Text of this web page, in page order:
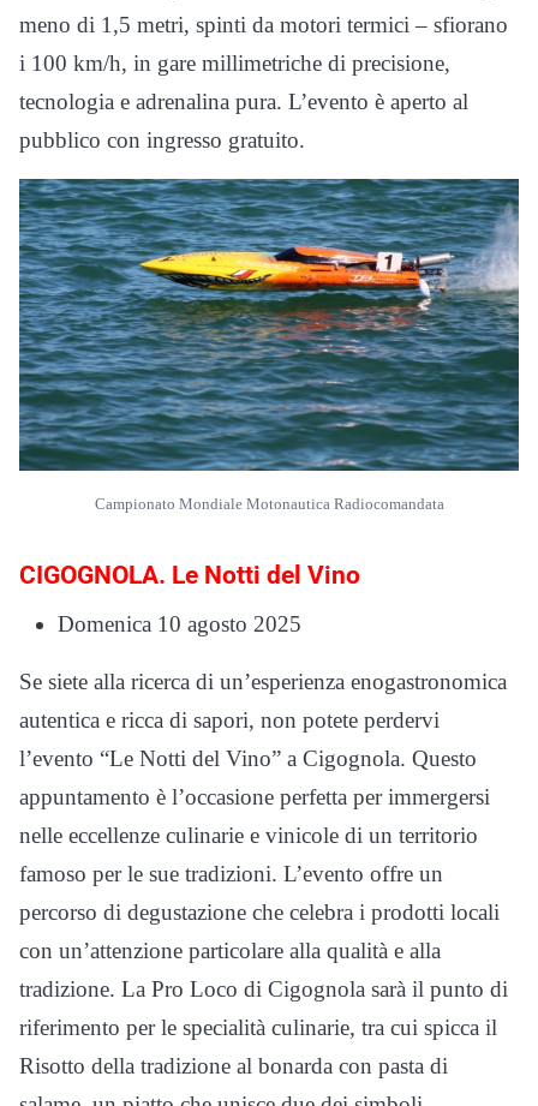
meno di 1,5 metri, spinti da motori termici – sfiorano
i 100 km/h, in gare millimetriche di precisione,
tecnologia e adrenalina pura. L’evento è aperto al
pubblico con ingresso gratuito.
Campionato Mondiale Motonautica Radiocomandata
CIGOGNOLA. Le Notti del Vino
Domenica 10 agosto 2025
Se siete alla ricerca di un’esperienza enogastronomica
autentica e ricca di sapori, non potete perdervi
l’evento “Le Notti del Vino” a Cigognola. Questo
appuntamento è l’occasione perfetta per immergersi
nelle eccellenze culinarie e vinicole di un territorio
famoso per le sue tradizioni. L’evento offre un
percorso di degustazione che celebra i prodotti locali
con un’attenzione particolare alla qualità e alla
tradizione. La Pro Loco di Cigognola sarà il punto di
riferimento per le specialità culinarie, tra cui spicca il
Risotto della tradizione al bonarda con pasta di